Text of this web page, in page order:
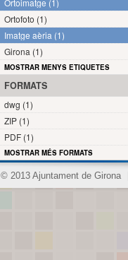
Ortoimatge (1)
Ortofoto (1)
Imatge aèria (1)
Girona (1)
MOSTRAR MENYS ETIQUETES
FORMATS
dwg (1)
ZIP (1)
PDF (1)
MOSTRAR MÉS FORMATS
© 2013 Ajuntament de Girona